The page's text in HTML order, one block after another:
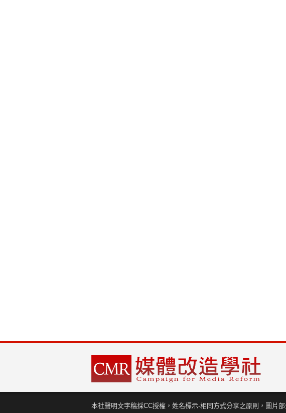
本社聲明文字稿採CC授權，姓名標示-相同方式分享之原則，圖片部